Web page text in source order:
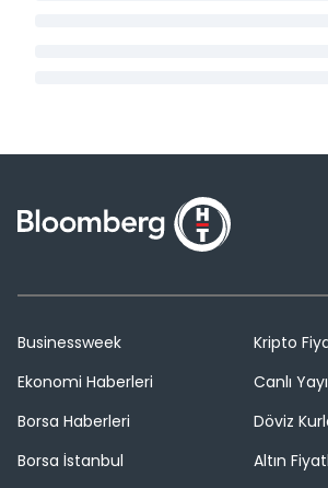
Businessweek
Ekonomi Haberleri
Borsa Haberleri
Borsa İstanbul
Kripto
Canlı
Döviz
Altın